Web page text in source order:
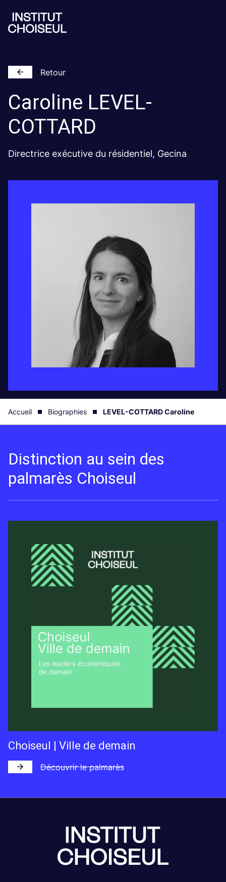
Retour
Caroline LEVEL-
COTTARD
Directrice exécutive du résidentiel, Gecina
Accueil Biographies LEVEL-COTTARD Caroline
Distinction au sein des
palmarès Choiseul
Choiseul | Ville de demain
Découvrir le palmarès